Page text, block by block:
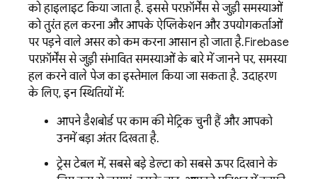
को हाइलाइट किया जाता है. इससे परफ़ॉर्मेंस से जुड़ी समस्याओं
को तुरंत हल करना और आपके ऐप्लिकेशन और उपयोगकर्ताओं
पर पड़ने वाले असर को कम करना आसान हो जाता है.Firebase
परफ़ॉर्मेंस से जुड़ी संभावित समस्याओं के बारे में जानने पर, समस्या
हल करने वाले पेज का इस्तेमाल किया जा सकता है. उदाहरण
के लिए, इन स्थितियों में:
आपने डैशबोर्ड पर काम की मेट्रिक चुनी हैं और आपको
उनमें बड़ा अंतर दिखता है.
ट्रेस टेबल में, सबसे बड़े डेल्टा को सबसे ऊपर दिखाने के